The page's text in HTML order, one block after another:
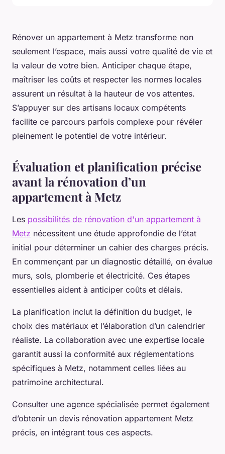
Rénover un appartement à Metz transforme non
seulement l’espace, mais aussi votre qualité de vie et
la valeur de votre bien. Anticiper chaque étape,
maîtriser les coûts et respecter les normes locales
assurent un résultat à la hauteur de vos attentes.
S’appuyer sur des artisans locaux compétents
facilite ce parcours parfois complexe pour révéler
pleinement le potentiel de votre intérieur.
Évaluation et planification précise
avant la rénovation d’un
appartement à Metz
Les possibilités de rénovation d'un appartement à
Metz nécessitent une étude approfondie de l’état
initial pour déterminer un cahier des charges précis.
En commençant par un diagnostic détaillé, on évalue
murs, sols, plomberie et électricité. Ces étapes
essentielles aident à anticiper coûts et délais.
La planification inclut la définition du budget, le
choix des matériaux et l’élaboration d’un calendrier
réaliste. La collaboration avec une expertise locale
garantit aussi la conformité aux réglementations
spécifiques à Metz, notamment celles liées au
patrimoine architectural.
Consulter une agence spécialisée permet également
d’obtenir un devis rénovation appartement Metz
précis, en intégrant tous ces aspects.